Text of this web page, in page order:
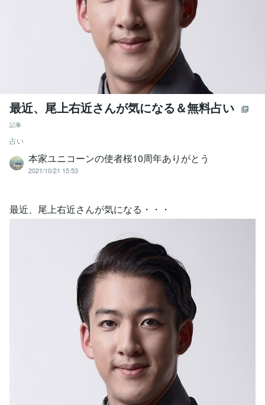
最近、尾上右近さんが気になる＆無料占い
記事
占い
本家ユニコーンの使者桜10周年ありがとう
2021/10/21 15:53
最近、尾上右近さんが気になる・・・